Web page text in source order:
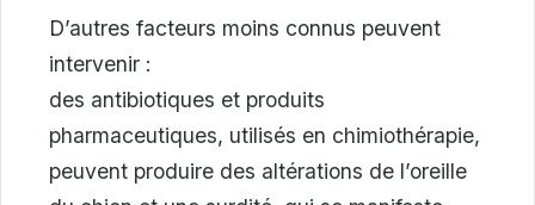
D’autres facteurs moins connus peuvent
intervenir :
des antibiotiques et produits
pharmaceutiques, utilisés en chimiothérapie,
peuvent produire des altérations de l’oreille